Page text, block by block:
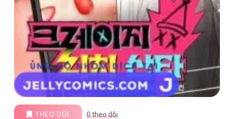
THEO DÕI ·0theo dõi